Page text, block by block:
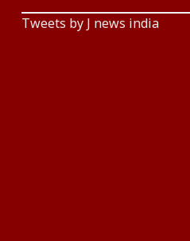
Tweets by J news india